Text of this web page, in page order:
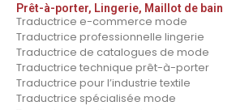
Prêt-à-porter, Lingerie, Maillot de bain
Traductrice e-commerce mode
Traductrice professionnelle lingerie
Traductrice de catalogues de mode
Traductrice technique prêt-à-porter
Traductrice pour l’industrie textile
Traductrice spécialisée mode